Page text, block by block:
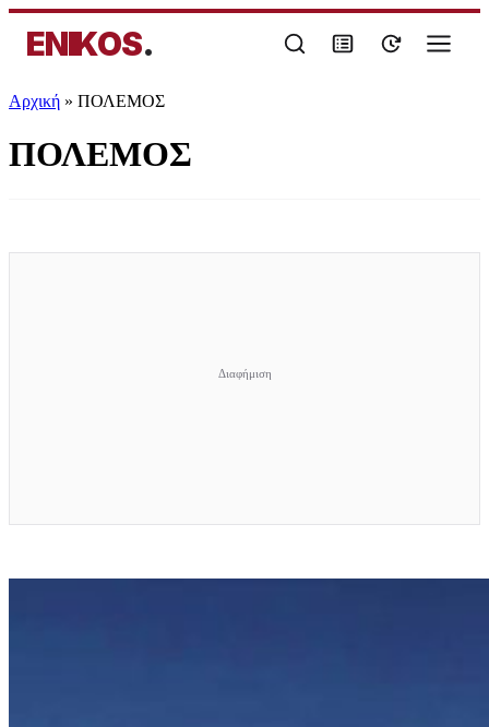
ENIKOS.
Αρχική » ΠΟΛΕΜΟΣ
ΠΟΛΕΜΟΣ